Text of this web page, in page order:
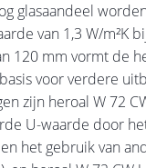
glasaandeel
van 1,3 W/m²K
120 mm vormt de
voor verdere
zijn heroal W 72
U-waarde door
het gebruik van